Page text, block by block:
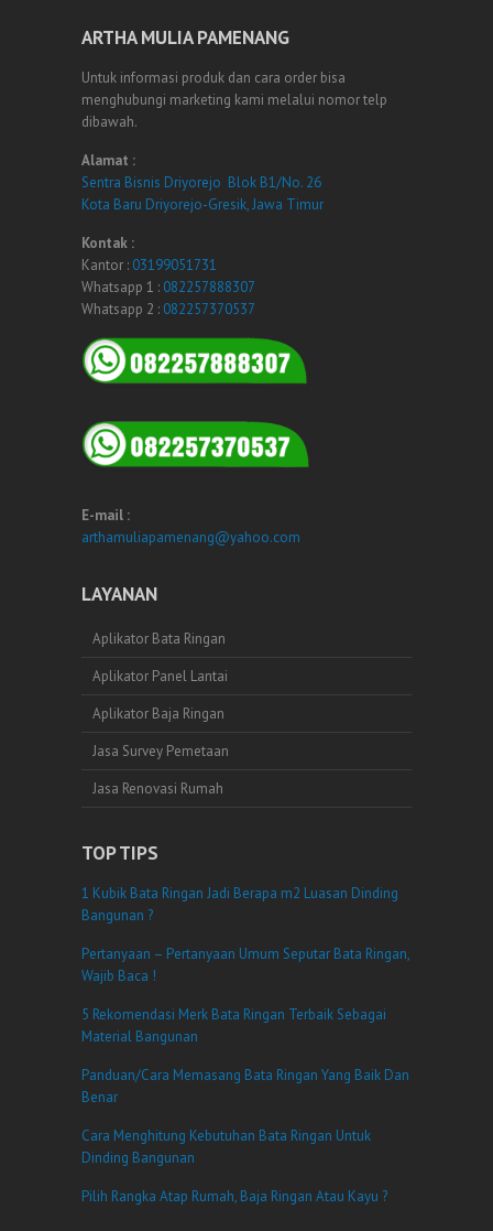
ARTHA MULIA PAMENANG
Untuk informasi produk dan cara order bisa
menghubungi marketing kami melalui nomor telp
dibawah.
Alamat :
Sentra Bisnis Driyorejo Blok B1/No. 26
Kota Baru Driyorejo-Gresik, Jawa Timur
Kontak :
Kantor : 03199051731
Whatsapp 1 : 082257888307
Whatsapp 2 : 082257370537
E-mail :
arthamuliapamenang@yahoo.com
LAYANAN
Aplikator Bata Ringan
Aplikator Panel Lantai
Aplikator Baja Ringan
Jasa Survey Pemetaan
Jasa Renovasi Rumah
TOP TIPS
1 Kubik Bata Ringan Jadi Berapa m2 Luasan Dinding
Bangunan ?
Pertanyaan – Pertanyaan Umum Seputar Bata Ringan,
Wajib Baca !
5 Rekomendasi Merk Bata Ringan Terbaik Sebagai
Material Bangunan
Panduan/Cara Memasang Bata Ringan Yang Baik Dan
Benar
Cara Menghitung Kebutuhan Bata Ringan Untuk
Dinding Bangunan
Pilih Rangka Atap Rumah, Baja Ringan Atau Kayu ?